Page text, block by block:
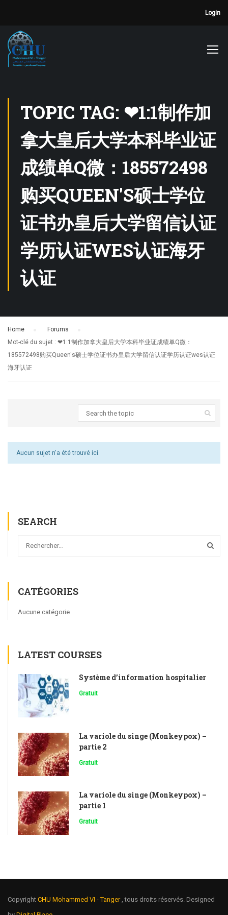
Login
TOPIC TAG: ❤1:1制作加
拿大皇后大学本科毕业证
成绩单Q微：185572498
购买QUEEN'S硕士学位
证书办皇后大学留信认证
学历认证WES认证海牙
认证
Home Forums
Mot-clé du sujet : ❤1:1制作加拿大皇后大学本科毕业证成绩单Q微：
185572498购买Queen's硕士学位证书办皇后大学留信认证学历认证wes认证
海牙认证
Aucun sujet n'a été trouvé ici.
SEARCH
CATÉGORIES
Aucune catégorie
LATEST COURSES
Système d’information hospitalier
Gratuit
La variole du singe (Monkeypox) –
partie 2
Gratuit
La variole du singe (Monkeypox) –
partie 1
Gratuit
Copyright CHU Mohammed VI - Tanger , tous droits réservés. Designed